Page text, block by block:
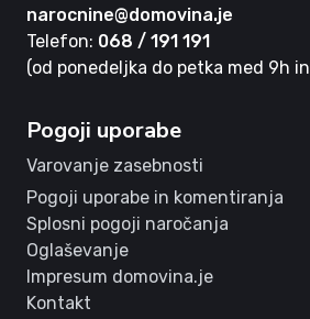
narocnine@domovina.je
Telefon: 068 / 191 191
(od ponedeljka do petka med 9h
Pogoji uporabe
Varovanje zasebnosti
Pogoji uporabe in komentiranja
Splosni pogoji naročanja
Oglaševanje
Impresum domovina.je
Kontakt